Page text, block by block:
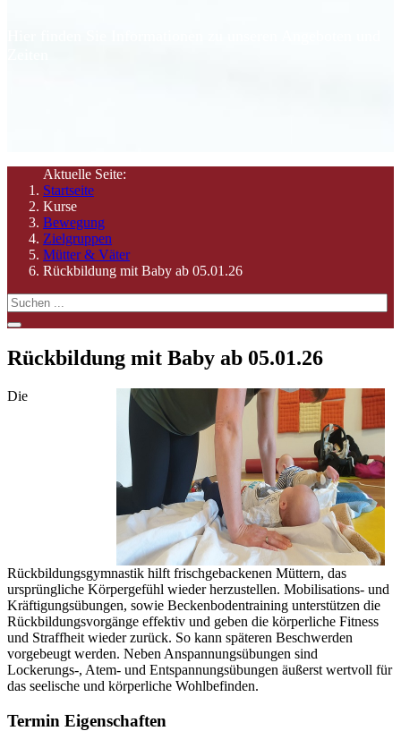
Aktuelle Seite:
Startseite
Kurse
Bewegung
Zielgruppen
Mütter & Väter
Rückbildung mit Baby ab 05.01.26
Rückbildung mit Baby ab 05.01.26
Die
Rückbildungsgymnastik hilft frischgebackenen Müttern, das
ursprüngliche Körpergefühl wieder herzustellen. Mobilisations- und
Kräftigungsübungen, sowie Beckenbodentraining unterstützen die
Rückbildungsvorgänge effektiv und geben die körperliche Fitness
und Straffheit wieder zurück. So kann späteren Beschwerden
vorgebeugt werden. Neben Anspannungsübungen sind
Lockerungs-, Atem- und Entspannungsübungen äußerst wertvoll für
das seelische und körperliche Wohlbefinden.
Termin Eigenschaften